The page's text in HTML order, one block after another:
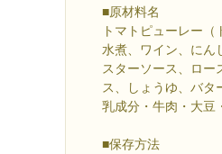
■原材料名
トマトピューレー
水煮、ワイン、にん
スターソース、ロー
ス、しょうゆ、バタ
乳成分・牛肉・大豆
■保存方法